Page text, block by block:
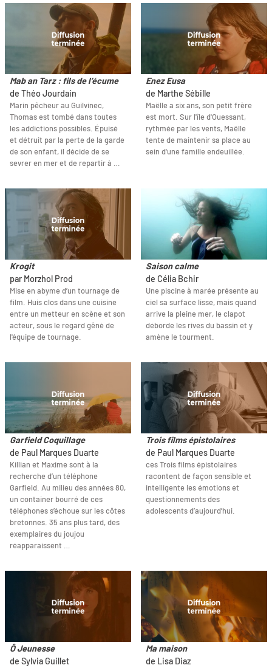
Mab an Tarz : fils de l’écume
de Théo Jourdain
Marin pêcheur au Guilvinec,
Thomas est tombé dans toutes
les addictions possibles. Épuisé
et détruit par la perte de la garde
de son enfant, il décide de se
sevrer en mer et de repartir à …
Enez Eusa
de Marthe Sébille
Maëlle a six ans, son petit frère
est mort. Sur l'île d'Ouessant,
rythmée par les vents, Maëlle
tente de maintenir sa place au
sein d'une famille endeuillée.
Krogit
par Morzhol Prod
Mise en abyme d’un tournage de
film. Huis clos dans une cuisine
entre un metteur en scène et son
acteur, sous le regard gêné de
l'équipe de tournage.
Saison calme
de Célia Bchir
Une piscine à marée présente au
ciel sa surface lisse, mais quand
arrive la pleine mer, le clapot
déborde les rives du bassin et y
amène le tourment.
Garfield Coquillage
de Paul Marques Duarte
Killian et Maxime sont à la
recherche d’un téléphone
Garfield. Au milieu des années 80,
un container bourré de ces
téléphones s’échoue sur les côtes
bretonnes. 35 ans plus tard, des
exemplaires du joujou
réapparaissent …
Trois films épistolaires
de Paul Marques Duarte
ces Trois films épistolaires
racontent de façon sensible et
intelligente les émotions et
questionnements des
adolescents d’aujourd’hui.
Ô Jeunesse
de Sylvia Guillet
Ma maison
de Lisa Diaz